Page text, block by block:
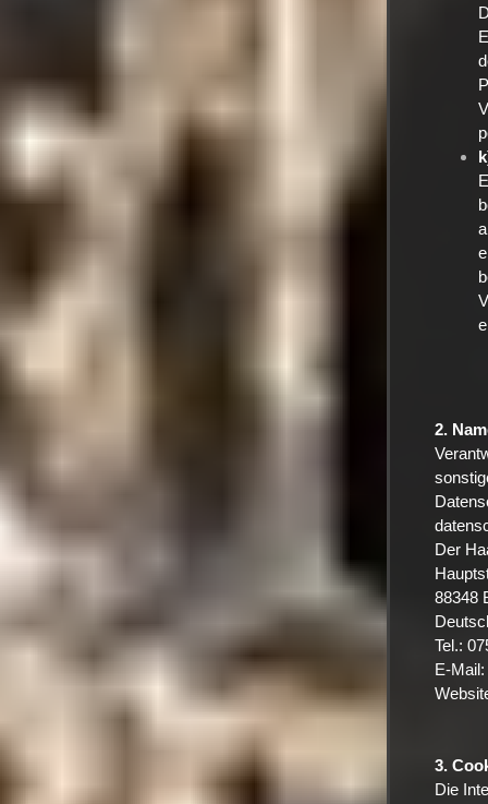
2.
Der
88348
Tel.:
E-
3.
Die